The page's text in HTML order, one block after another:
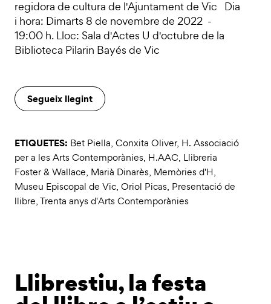
regidora de cultura de l'Ajuntament de Vic Dia
i hora: Dimarts 8 de novembre de 2022 -
19:00 h. Lloc: Sala d'Actes U d'octubre de la
Biblioteca Pilarin Bayés de Vic
Segueix llegint
ETIQUETES: Bet Piella, Conxita Oliver, H. Associació
per a les Arts Contemporànies, H.AAC, Llibreria
Foster & Wallace, Marià Dinarès, Memòries d'H,
Museu Episcopal de Vic, Oriol Picas, Presentació de
llibre,Trenta anys d'Arts Contemporànies
Llibrestiu, la festa